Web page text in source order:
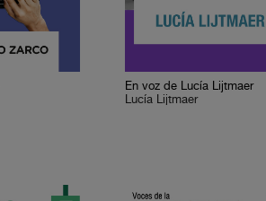
En voz de Lucía Lijtmaer
Lucía Lijtmaer